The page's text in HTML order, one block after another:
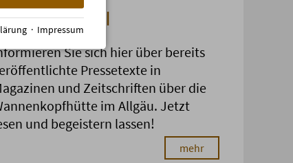
Sie sich hier über bereits
Pressetexte in
und Zeitschriften über die
im Allgäu. Jetzt
und begeistern lassen!
mehr
· Impressum